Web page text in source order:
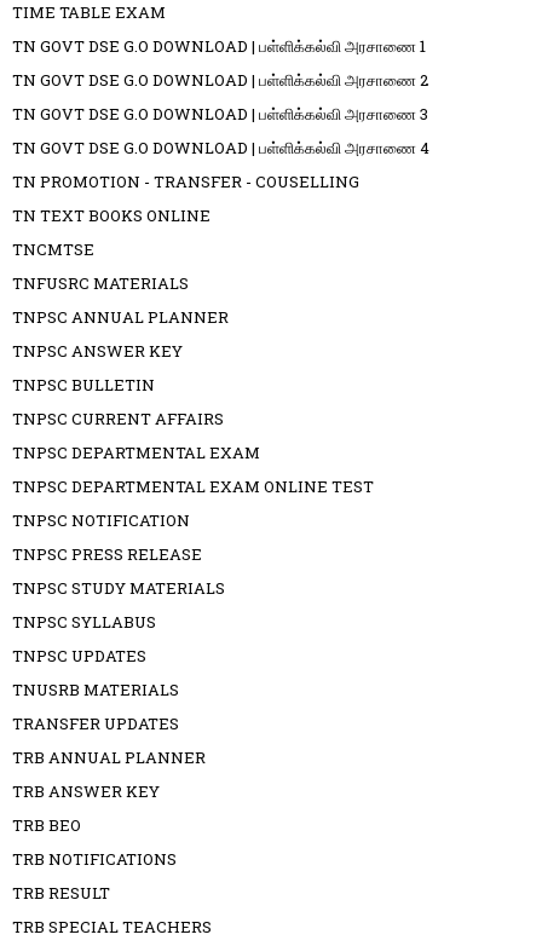
TIME TABLE EXAM
TN GOVT DSE G.O DOWNLOAD | பள்ளிக்கல்வி அரசாணை 1
TN GOVT DSE G.O DOWNLOAD | பள்ளிக்கல்வி அரசாணை 2
TN GOVT DSE G.O DOWNLOAD | பள்ளிக்கல்வி அரசாணை 3
TN GOVT DSE G.O DOWNLOAD | பள்ளிக்கல்வி அரசாணை 4
TN PROMOTION - TRANSFER - COUSELLING
TN TEXT BOOKS ONLINE
TNCMTSE
TNFUSRC MATERIALS
TNPSC ANNUAL PLANNER
TNPSC ANSWER KEY
TNPSC BULLETIN
TNPSC CURRENT AFFAIRS
TNPSC DEPARTMENTAL EXAM
TNPSC DEPARTMENTAL EXAM ONLINE TEST
TNPSC NOTIFICATION
TNPSC PRESS RELEASE
TNPSC STUDY MATERIALS
TNPSC SYLLABUS
TNPSC UPDATES
TNUSRB MATERIALS
TRANSFER UPDATES
TRB ANNUAL PLANNER
TRB ANSWER KEY
TRB BEO
TRB NOTIFICATIONS
TRB RESULT
TRB SPECIAL TEACHERS